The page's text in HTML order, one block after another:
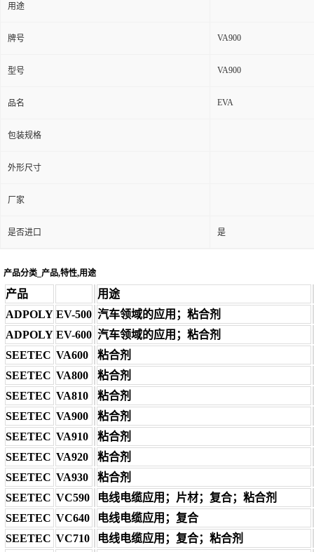
用途
牌号 VA900
型号 VA900
品名 EVA
包装规格
外形尺寸
厂家
是否进口 是
产品分类_产品,特性,用途
产品
用途
ADPOLY EV-500 汽车领域的应用；粘合剂
ADPOLY EV-600 汽车领域的应用；粘合剂
SEETEC VA600
粘合剂
SEETEC VA800
粘合剂
SEETEC VA810
粘合剂
SEETEC VA900
粘合剂
SEETEC VA910
粘合剂
SEETEC VA920
粘合剂
SEETEC VA930
粘合剂
SEETEC VC590
电线电缆应用；片材；复合；粘合剂
SEETEC VC640
电线电缆应用；复合
SEETEC VC710
电线电缆应用；复合；粘合剂